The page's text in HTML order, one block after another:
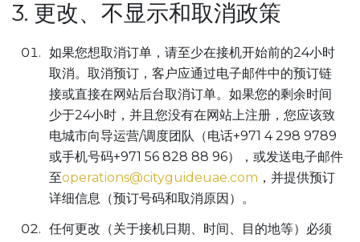
3. 更改、不显示和取消政策
如果您想取消订单，请至少在接机开始前的24小时
取消。取消预订，客户应通过电子邮件中的预订链
接或直接在网站后台取消订单。如果您的剩余时间
少于24小时，并且您没有在网站上注册，您应该致
电城市向导运营/调度团队（电话+971 4 298 9789
或手机号码+971 56 828 88 96），或发送电子邮件
至operations@cityguideuae.com ，并提供预订
详细信息（预订号码和取消原因）。
任何更改（关于接机日期、时间、目的地等）必须